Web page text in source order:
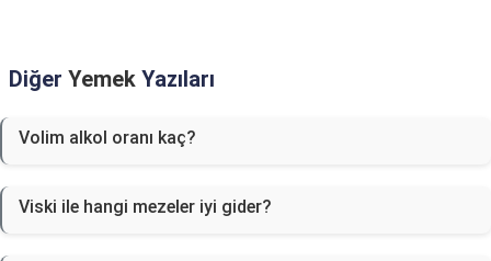
Diğer Yemek Yazıları
Volim alkol oranı kaç?
Viski ile hangi mezeler iyi gider?